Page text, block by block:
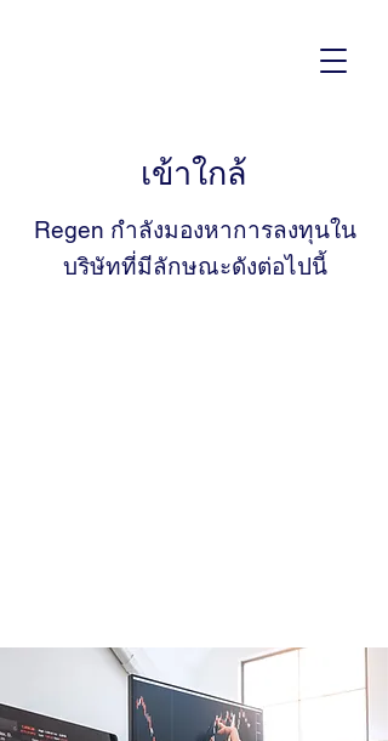
เข้าใกล้
Regen กำลังมองหาการลงทุนใน
บริษัทที่มีลักษณะดังต่อไปนี้